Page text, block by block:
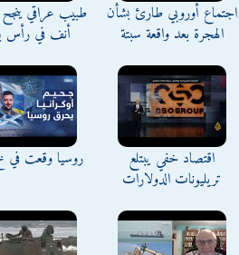
اجتماع أوروبي طارئ بشأن
الهجرة بعد واقعة سبتة
طبيب عراقي
أنف في رأس
اقتصاد خفي يبتلع
تريليونات الدولارات
روسيا وقعت في فخ